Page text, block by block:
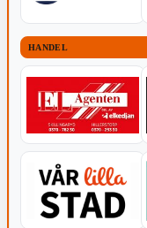
HANDEL